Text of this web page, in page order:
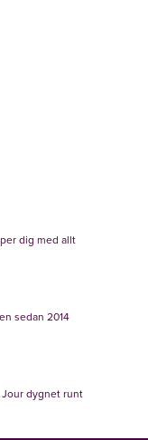
dig med allt
sedan 2014
dygnet runt